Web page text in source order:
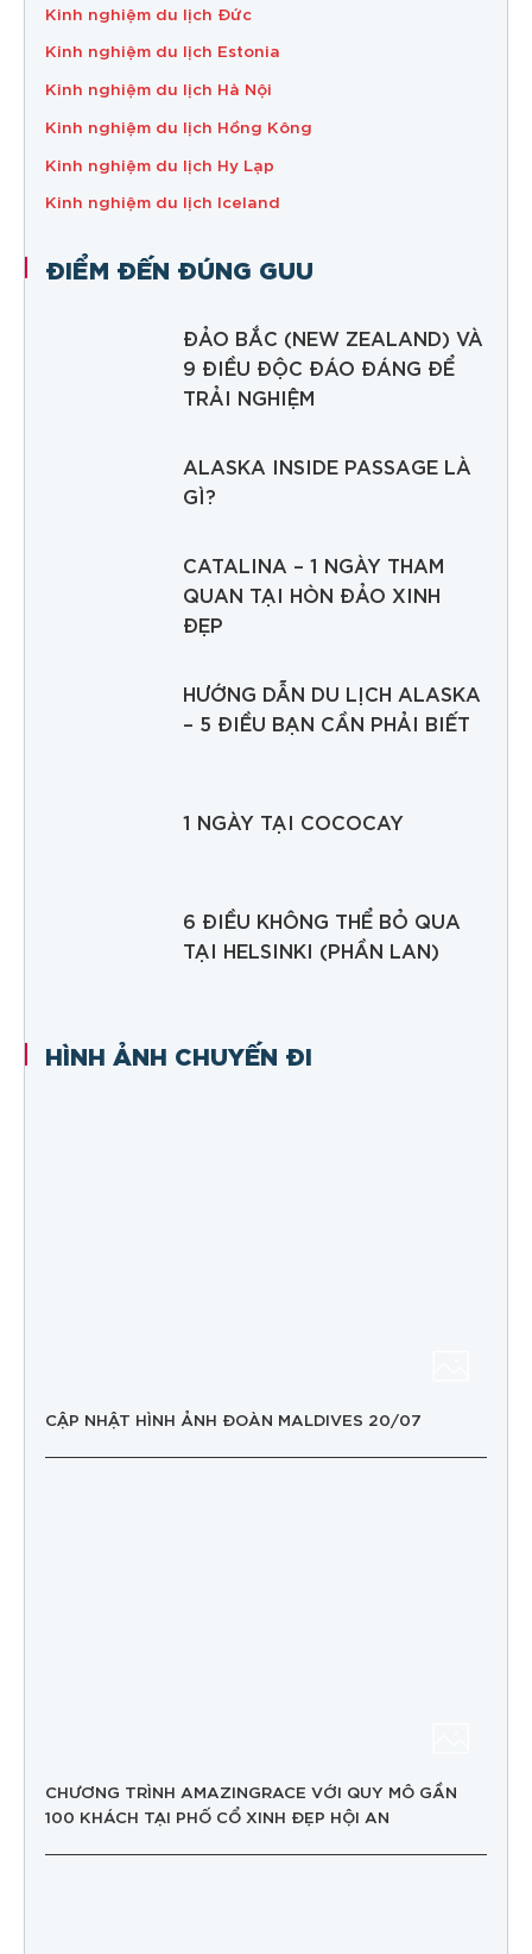
Kinh nghiệm du lịch Đức
Kinh nghiệm du lịch Estonia
Kinh nghiệm du lịch Hà Nội
Kinh nghiệm du lịch Hồng Kông
Kinh nghiệm du lịch Hy Lạp
Kinh nghiệm du lịch Iceland
ĐIỂM ĐẾN ĐÚNG GUU
ĐẢO BẮC (NEW ZEALAND) VÀ
9 ĐIỀU ĐỘC ĐÁO ĐÁNG ĐỂ
TRẢI NGHIỆM
ALASKA INSIDE PASSAGE LÀ
GÌ?
CATALINA – 1 NGÀY THAM
QUAN TẠI HÒN ĐẢO XINH
ĐẸP
HƯỚNG DẪN DU LỊCH ALASKA
– 5 ĐIỀU BẠN CẦN PHẢI BIẾT
1 NGÀY TẠI COCOCAY
6 ĐIỀU KHÔNG THỂ BỎ QUA
TẠI HELSINKI (PHẦN LAN)
HÌNH ẢNH CHUYẾN ĐI
CẬP NHẬT HÌNH ẢNH ĐOÀN MALDIVES 20/07
CHƯƠNG TRÌNH AMAZINGRACE VỚI QUY MÔ GẦN
100 KHÁCH TẠI PHỐ CỔ XINH ĐẸP HỘI AN